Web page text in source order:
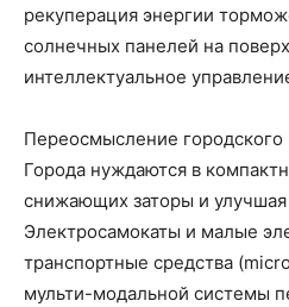
рекуперация энергии
солнечных панелей на
интеллектуальное
Переосмысление
Города нуждаются в
снижающих заторы и улучшая
Электросамокаты и малые
транспортные средства
мульти-модальной системы